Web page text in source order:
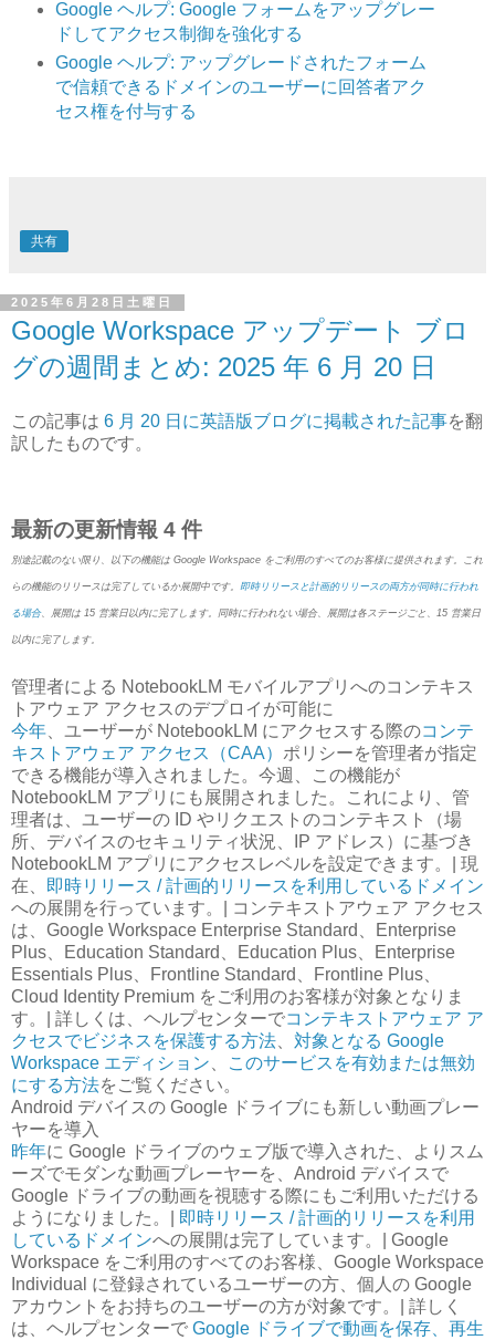
Google ヘルプ: Google フォームをアップグレー
ドしてアクセス制御を強化する
Google ヘルプ: アップグレードされたフォーム
で信頼できるドメインのユーザーに回答者アク
セス権を付与する
共有
2025年6月28日土曜日
Google Workspace アップデート ブロ
グの週間まとめ: 2025 年 6 月 20 日
この記事は 6 月 20 日に英語版ブログに掲載された記事を翻
訳したものです。
最新の更新情報 4 件
別途記載のない限り、以下の機能は Google Workspace をご利用のすべてのお客様に提供されます。これ
らの機能のリリースは完了しているか展開中です。 即時リリースと計画的リリースの両方が同時に行われ
る場合、展開は 15 営業日以内に完了します。同時に行われない場合、展開は各ステージごと、15 営業日
以内に完了します。
管理者による NotebookLM モバイルアプリへのコンテキス
トアウェア アクセスのデプロイが可能に
今年 、ユーザーが NotebookLM にアクセスする際のコンテ
キストアウェア アクセス（CAA） ポリシーを管理者が指定
できる機能が導入されました。今週、この機能が
NotebookLM アプリにも展開されました。これにより、管
理者は、ユーザーの ID やリクエストのコンテキスト（場
所、デバイスのセキュリティ状況、IP アドレス）に基づき
NotebookLM アプリにアクセスレベルを設定できます。| 現
在、
即時リリース / 計画的リリースを利用しているドメイン
への展開を行っています。| コンテキストアウェア アクセス
は、Google Workspace Enterprise Standard、Enterprise
Plus、Education Standard、Education Plus、Enterprise
Essentials Plus、Frontline Standard、Frontline Plus、
Cloud Identity Premium をご利用のお客様が対象となりま
す。| 詳しくは、ヘルプセンターでコンテキストアウェア ア
クセスでビジネスを保護する方法
対象となる Google
Workspace エディション
このサービスを有効または無効
にする方法をご覧ください。
Android デバイスの Google ドライブにも新しい動画プレー
ヤーを導入
昨年に Google ドライブのウェブ版で導入された、よりスム
ーズでモダンな動画プレーヤーを、Android デバイスで
Google ドライブの動画を視聴する際にもご利用いただける
ようになりました。|
即時リリース / 計画的リリースを利用
しているドメインへの展開は完了しています。| Google
Workspace をご利用のすべてのお客様、Google Workspace
Individual に登録されているユーザーの方、個人の Google
アカウントをお持ちのユーザーの方が対象です。| 詳しく
は、ヘルプセンターで Google ドライブで動画を保存、再生